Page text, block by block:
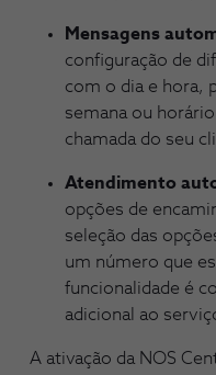
Mensagens
configuração de
com o dia e hora,
semana ou
chamada do seu
Atendimento
opções de
seleção das
um número que
funcionalidade é
adicional ao
A ativação da NOS